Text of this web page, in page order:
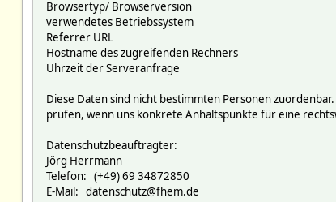
Browsertyp/ Browserversion
verwendetes Betriebssystem
Referrer URL
Hostname des zugreifenden Rechners
Uhrzeit der Serveranfrage
Diese Daten sind nicht bestimmten Personen
prüfen, wenn uns konkrete Anhaltspunkte für eine
Datenschutzbeauftragter:
Jörg Herrmann
Telefon: (+49) 69 34872850
E-Mail: datenschutz@fhem.de